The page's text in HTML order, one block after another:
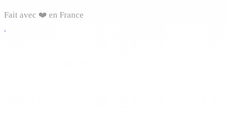
Fait avec ❤️ en France
.